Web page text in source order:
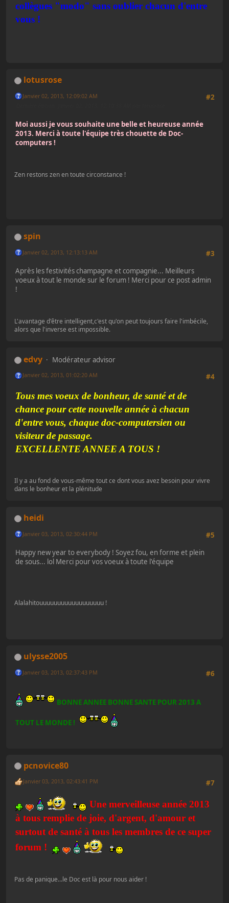
collègues "modo" sans oublier chacun d'entre
vous !
lotusrose
#2
Janvier 02, 2013, 12:09:02 AM
Moi aussi je vous souhaite une belle et heureuse année
2013. Merci à toute l'équipe très chouette de Doc-
computers !
Zen restons zen en toute circonstance !
spin
#3
Janvier 02, 2013, 12:13:13 AM
Après les festivités champagne et compagnie... Meilleurs
voeux à tout le monde sur le forum ! Merci pour ce post admin
!
L'avantage d'être intelligent,c'est qu'on peut toujours faire l'imbécile,
alors que l'inverse est impossible.
edvy
Modérateur advisor
#4
Janvier 02, 2013, 01:02:20 AM
Tous mes voeux de bonheur, de santé et de
chance pour cette nouvelle année à chacun
d'entre vous, chaque doc-computersien ou
visiteur de passage.
EXCELLENTE ANNEE A TOUS !
Il y a au fond de vous-même tout ce dont vous avez besoin pour vivre
dans le bonheur et la plénitude
heidi
#5
Janvier 03, 2013, 02:30:44 PM
Happy new year to everybody ! Soyez fou, en forme et plein
de sous... lol Merci pour vos voeux à toute l'équipe
Alalahitouuuuuuuuuuuuuuuuuu !
ulysse2005
#6
Janvier 03, 2013, 02:37:43 PM
BONNE ANNEE BONNE SANTE POUR 2013 A
TOUT LE MONDE !
pcnovice80
#7
Janvier 03, 2013, 02:43:41 PM
Une merveilleuse année 2013
à tous remplie de joie, d'argent, d'amour et
surtout de santé à tous les membres de ce super
forum !
Pas de panique...le Doc est là pour nous aider !